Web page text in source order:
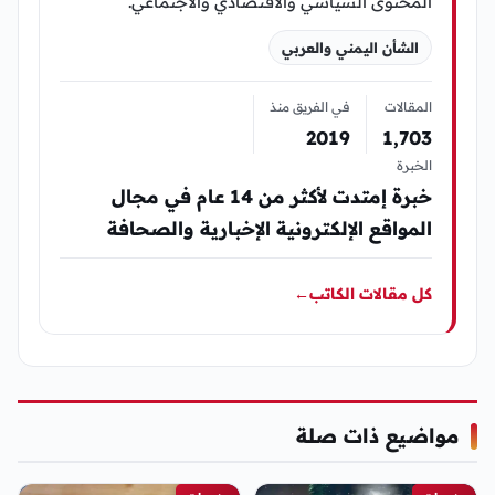
الشأن اليمني والعربي
المقالات
1٬703
في الفريق منذ
2019
الخبرة
خبرة إمتدت لأكثر من 14 عام في مجال
المواقع الإلكترونية الإخبارية والصحافة
كل مقالات الكاتب←
مواضيع ذات صلة